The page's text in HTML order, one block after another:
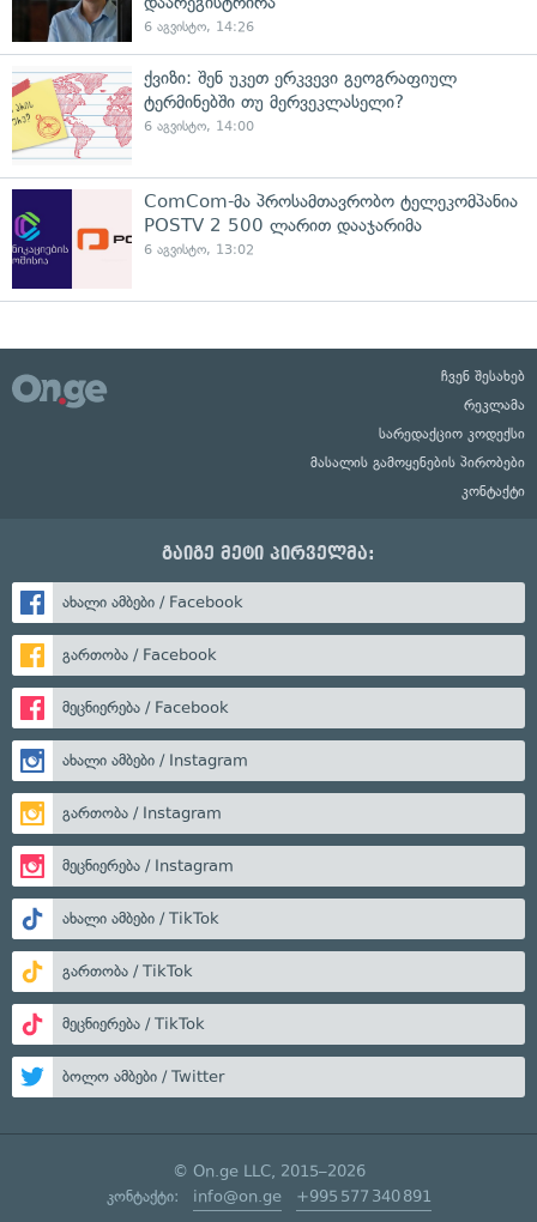
6 აგვისტო, 14:26
ქვიზი: შენ უკეთ ერკვევი გეოგრაფიულ
ტერმინებში თუ მერვეკლასელი?
6 აგვისტო, 14:00
ComCom-მა პროსამთავრობო ტელეკომპანია
POSTV 2 500 ლარით დააჯარიმა
6 აგვისტო, 13:02
ჩვენ შესახებ
რეკლამა
სარედაქციო კოდექსი
მასალის გამოყენების პირობები
კონტაქტი
გაიგე მეტი პირველმა:
ახალი ამბები / Facebook
გართობა / Facebook
მეცნიერება / Facebook
ახალი ამბები / Instagram
გართობა / Instagram
მეცნიერება / Instagram
ახალი ამბები / TikTok
გართობა / TikTok
მეცნიერება / TikTok
ბოლო ამბები / Twitter
© On.ge LLC, 2015–2026
კონტაქტი: info@on.ge +995 577 340 891